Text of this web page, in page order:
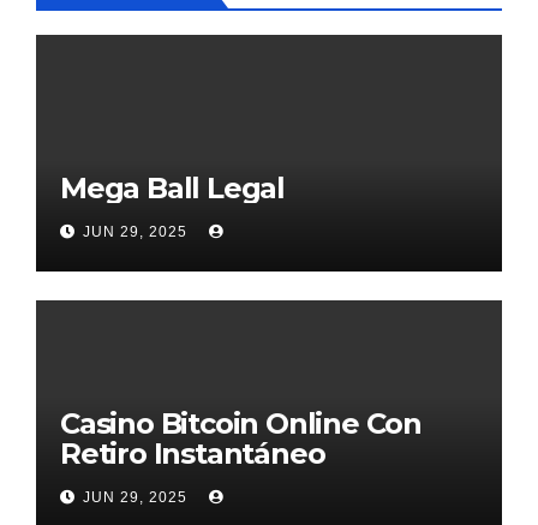
Mega Ball Legal
JUN 29, 2025
Casino Bitcoin Online Con
Retiro Instantáneo
JUN 29, 2025